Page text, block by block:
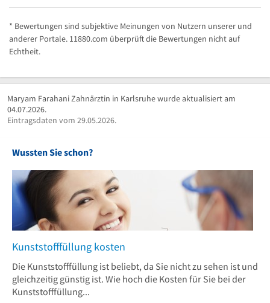
* Bewertungen sind subjektive Meinungen von Nutzern unserer und
anderer Portale. 11880.com überprüft die Bewertungen nicht auf
Echtheit.
Maryam Farahani Zahnärztin in Karlsruhe wurde aktualisiert am
04.07.2026.
Eintragsdaten vom 29.05.2026.
Wussten Sie schon?
Kunststofffüllung kosten
Die Kunststofffüllung ist beliebt, da Sie nicht zu sehen ist und
gleichzeitig günstig ist. Wie hoch die Kosten für Sie bei der
Kunststofffüllung...